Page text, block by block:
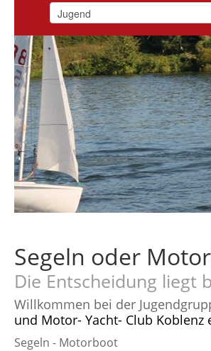
Home
Willkommen
Verein
Clubinfos
Hafen
Anfahrt & Infos
Kombüse
Essen & Trinken
Jugend
Jugend & Ausbildung
Logbuch
Der SMC Blog
Segeln oder
Die Entscheidung liegt
Willkommen bei der
und Motor- Yacht- Club Koblenz
Segeln - Motorboot